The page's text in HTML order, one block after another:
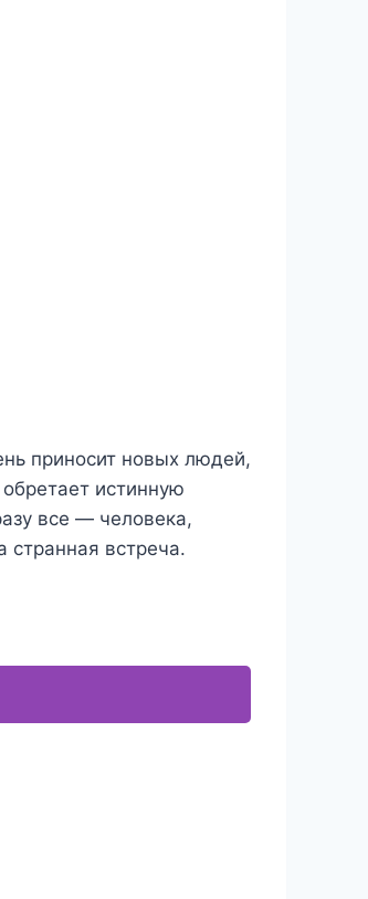
приносит новых людей,
истинную
все — человека,
странная встреча.